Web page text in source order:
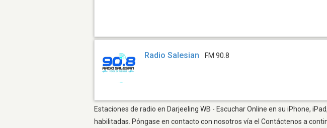
Radio Salesian FM 90.8
Estaciones de radio en Darjeeling WB - Escuchar Online en su iPhone,
habilitadas. Póngase en contacto con nosotros vía el Contáctenos a